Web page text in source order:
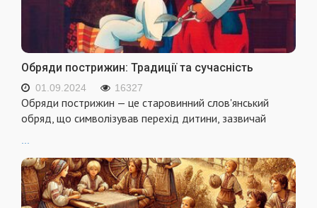
Обряди пострижин: Традиції та сучасність
01.09.2024 16327
Обряди пострижин — це старовинний слов'янський
обряд, що символізував перехід дитини, зазвичай